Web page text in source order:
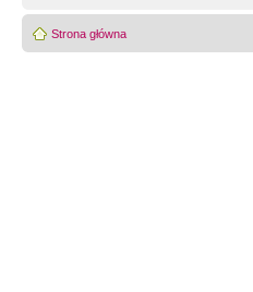
Strona główna